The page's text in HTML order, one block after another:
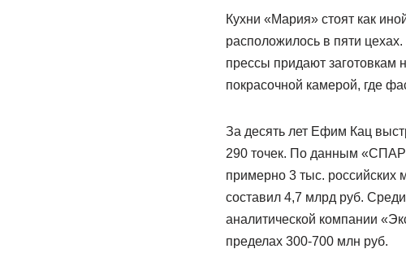
Кухни «Мария» стоят как
расположилось в пяти
прессы придают заготовкам
покрасочной камерой, где
За десять лет Ефим Кац
290 точек. По данным
примерно 3 тыс. российских
составил 4,7 млрд руб.
аналитической компании
пределах 300-700 млн руб.